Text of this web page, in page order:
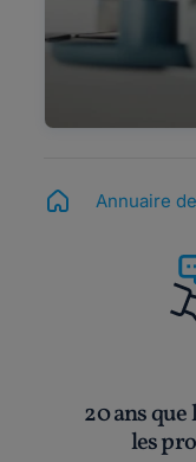
Annuaire
20 ans que
les